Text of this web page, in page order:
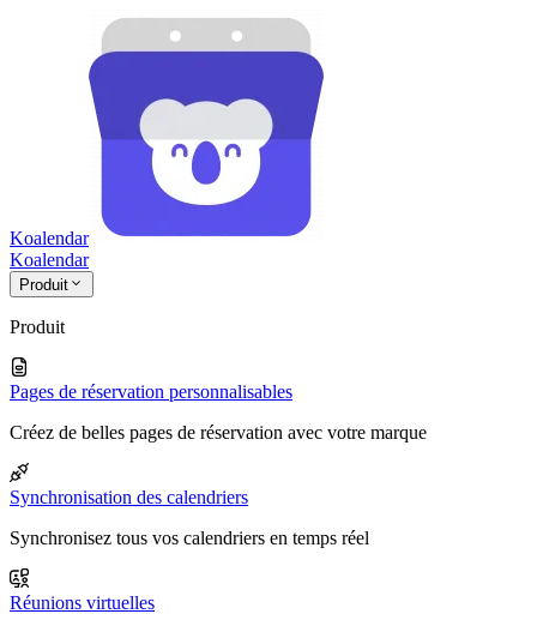
Koalendar
Koalendar
Produit
Produit
Pages de réservation personnalisables
Créez de belles pages de réservation avec votre marque
Synchronisation des calendriers
Synchronisez tous vos calendriers en temps réel
Réunions virtuelles